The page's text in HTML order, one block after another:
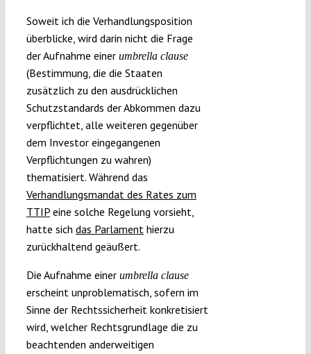
Soweit ich die Verhandlungsposition
überblicke, wird darin nicht die Frage
der Aufnahme einer umbrella clause
(Bestimmung, die die Staaten
zusätzlich zu den ausdrücklichen
Schutzstandards der Abkommen dazu
verpflichtet, alle weiteren gegenüber
dem Investor eingegangenen
Verpflichtungen zu wahren)
thematisiert. Während das
Verhandlungsmandat des Rates zum
TTIPeine solche Regelung vorsieht,
hatte sich das Parlamenthierzu
zurückhaltend geäußert.
Die Aufnahme einer umbrella clause
erscheint unproblematisch, sofern im
Sinne der Rechtssicherheit konkretisiert
wird, welcher Rechtsgrundlage die zu
beachtenden anderweitigen